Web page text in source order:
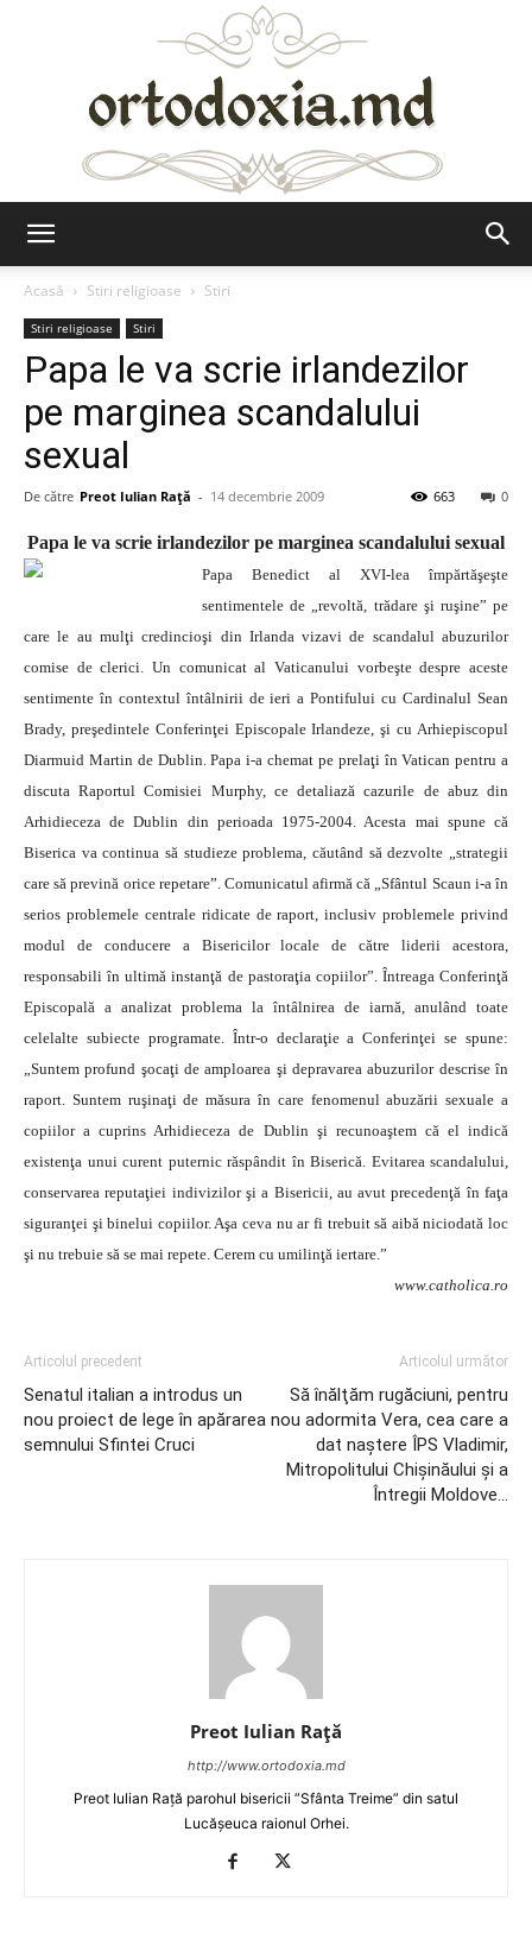
Acasă
Stiri religioase Stiri
Stiri religioase Stiri
Papa le va scrie irlandezilor
pe marginea scandalului
sexual
De către Preot Iulian Raţă - 14 decembrie 2009 0
663
Papa le va scrie irlandezilor pe marginea scandalului sexual
Papa Benedict al XVI-lea împărtăşeşte
sentimentele de „revoltă, trădare şi ruşine” pe
care le au mulţi credincioşi din Irlanda vizavi de scandalul abuzurilor
comise de clerici. Un comunicat al Vaticanului vorbeşte despre aceste
sentimente în contextul întâlnirii de ieri a Pontifului cu Cardinalul Sean
Brady, preşedintele Conferinţei Episcopale Irlandeze, şi cu Arhiepiscopul
Diarmuid Martin de Dublin. Papa i-a chemat pe prelaţi în Vatican pentru a
discuta Raportul Comisiei Murphy, ce detaliază cazurile de abuz din
Arhidieceza de Dublin din perioada 1975-2004. Acesta mai spune că
Biserica va continua să studieze problema, căutând să dezvolte „strategii
care să prevină orice repetare”. Comunicatul afirmă că „Sfântul Scaun i-a în
serios problemele centrale ridicate de raport, inclusiv problemele privind
modul de conducere a Bisericilor locale de către liderii acestora,
responsabili în ultimă instanţă de pastoraţia copiilor”. Întreaga Conferinţă
Episcopală a analizat problema la întâlnirea de iarnă, anulând toate
celelalte subiecte programate. Într-o declaraţie a Conferinţei se spune:
„Suntem profund şocaţi de amploarea şi depravarea abuzurilor descrise în
raport. Suntem ruşinaţi de măsura în care fenomenul abuzării sexuale a
copiilor a cuprins Arhidieceza de Dublin şi recunoaştem că el indică
existenţa unui curent puternic răspândit în Biserică. Evitarea scandalului,
conservarea reputaţiei indivizilor şi a Bisericii, au avut precedenţă în faţa
siguranţei şi binelui copiilor. Aşa ceva nu ar fi trebuit să aibă niciodată loc
şi nu trebuie să se mai repete. Cerem cu umilinţă iertare.”
www.catholica.ro
Articolul precedent
Senatul italian a introdus un
nou proiect de lege în apărarea
semnului Sfintei Cruci
Articolul următor
Să înălţăm rugăciuni, pentru
nou adormita Vera, cea care a
dat naştere ÎPS Vladimir,
Mitropolitului Chişinăului şi a
Întregii Moldove…
Preot Iulian Raţă
http://www.ortodoxia.md
Preot Iulian Rață parohul bisericii ”Sfânta Treime” din satul
Lucășeuca raionul Orhei.